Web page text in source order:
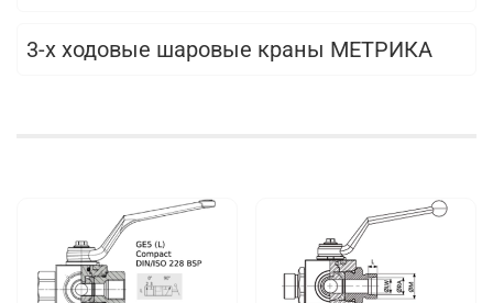
3-х ходовые шаровые краны МЕТРИКА